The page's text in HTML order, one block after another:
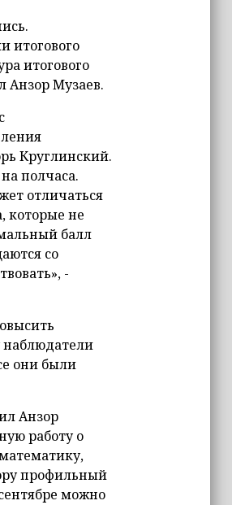
итогового
итогового
Анзор Музаев.
Круглинский.
полчаса.
отличаться
которые не
балл
со
-
наблюдатели
они были
Анзор
работу о
профильный
можно